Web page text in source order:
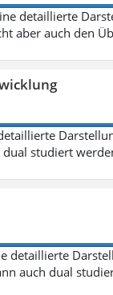
detaillierte
aber auch den
studiert
detaillierte
auch dual